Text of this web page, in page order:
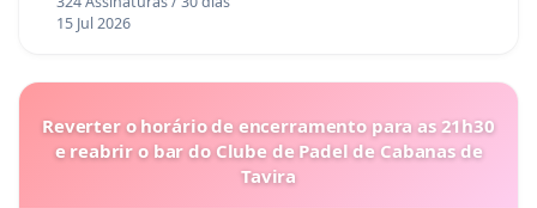
15 Jul 2026
Reverter o horário de encerramento para as 21h30
e reabrir o bar do Clube de Padel de Cabanas de
Tavira